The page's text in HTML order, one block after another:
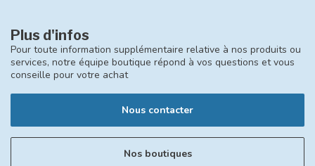
Plus d'infos
Pour toute information supplémentaire relative à nos produits ou
services, notre équipe boutique répond à vos questions et vous
conseille pour votre achat
Nous contacter
Nos boutiques